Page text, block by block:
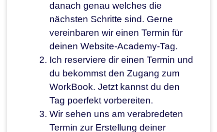
danach genau welches die
nächsten Schritte sind. Gerne
vereinbaren wir einen Termin für
deinen Website-Academy-Tag.
Ich reserviere dir einen Termin und
du bekommst den Zugang zum
WorkBook. Jetzt kannst du den
Tag poerfekt vorbereiten.
Wir sehen uns am verabredeten
Termin zur Erstellung deiner